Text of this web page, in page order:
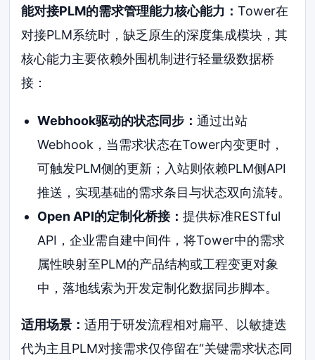
能对接PLM的需求管理能力核心能力：Tower在
对接PLM系统时，缺乏原生的深度集成模块，其
核心能力主要依赖外围机制进行轻量级数据桥
接：
Webhook驱动的状态同步： 通过出站
Webhook，当需求状态在Tower内变更时，
可触发PLM侧的更新；入站则依赖PLM侧API
推送，实现基础的需求条目与状态双向流转。
Open API的定制化桥接： 提供标准RESTful
API，企业需自建中间件，将Tower中的需求
属性映射至PLM的产品结构或工程变更对象
中，落地线索为开发定制化数据同步脚本。
适用场景：适用于研发流程相对扁平、以敏捷迭
代为主且PLM对接需求仅停留在“关键需求状态同